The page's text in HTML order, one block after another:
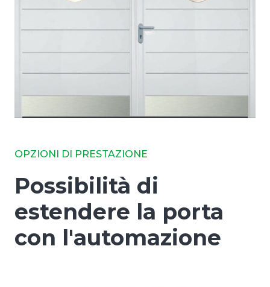
OPZIONI DI PRESTAZIONE
Possibilità di
estendere la porta
con l'automazione